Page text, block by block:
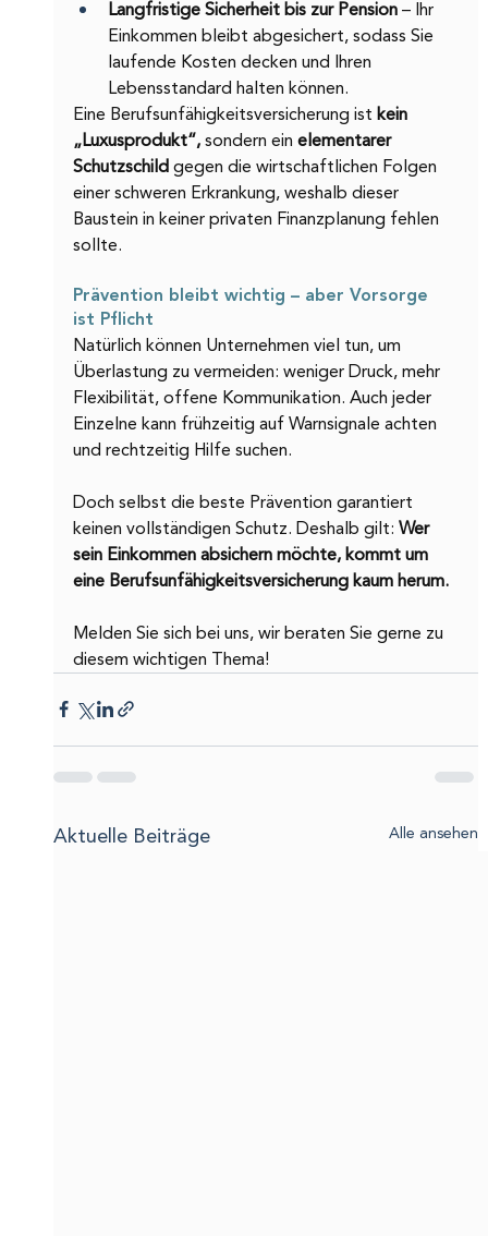
Langfristige Sicherheit bis zur Pension – Ihr
Einkommen bleibt abgesichert, sodass Sie
laufende Kosten decken und Ihren
Lebensstandard halten können.
Eine Berufsunfähigkeitsversicherung ist kein
„Luxusprodukt“, sondern ein elementarer
Schutzschild gegen die wirtschaftlichen Folgen
einer schweren Erkrankung, weshalb dieser
Baustein in keiner privaten Finanzplanung fehlen
sollte.
Prävention bleibt wichtig – aber Vorsorge
ist Pflicht
Natürlich können Unternehmen viel tun, um
Überlastung zu vermeiden: weniger Druck, mehr
Flexibilität, offene Kommunikation. Auch jeder
Einzelne kann frühzeitig auf Warnsignale achten
und rechtzeitig Hilfe suchen.
Doch selbst die beste Prävention garantiert
keinen vollständigen Schutz. Deshalb gilt: Wer
sein Einkommen absichern möchte, kommt um
eine Berufsunfähigkeitsversicherung kaum herum.
Melden Sie sich bei uns, wir beraten Sie gerne zu
diesem wichtigen Thema!
Aktuelle Beiträge Alle ansehen